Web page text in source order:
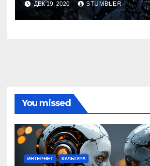
ДЕК 19, 2020 STUMBLER
You missed
ИНТЕРНЕТ КУЛЬТУРА